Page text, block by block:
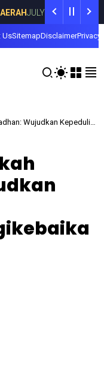
20, 2026 Fokus
UsSitemapDisclaimerPrivacy
di indonesiaberbagikebaikan.com